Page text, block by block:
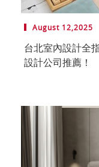
August 12,2025
台北室內設計全
設計公司推薦！